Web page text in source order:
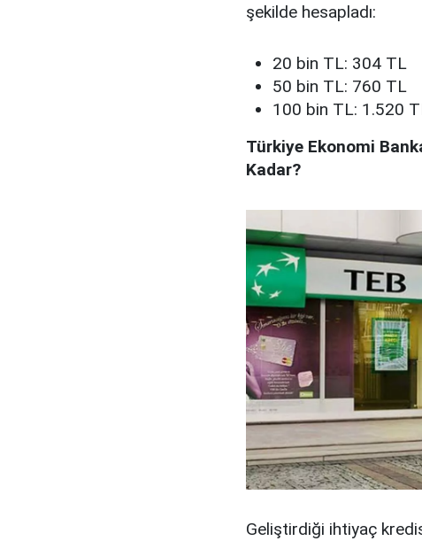
şekilde hesapladı:
20 bin TL: 304 TL
50 bin TL: 760 TL
100 bin TL: 1.520
Türkiye Ekonomi
Kadar?
Geliştirdiği ihtiyaç